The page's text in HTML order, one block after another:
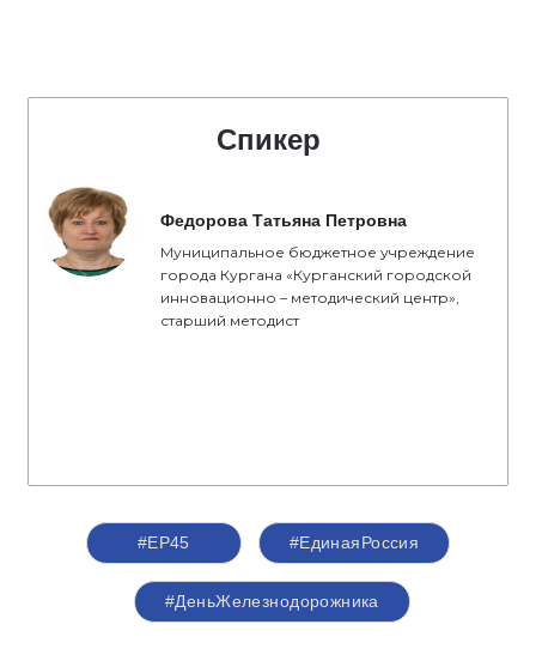
Спикер
Федорова Татьяна Петровна
Муниципальное бюджетное учреждение
города Кургана «Курганский городской
инновационно – методический центр»,
старший методист
#ЕР45 #ЕдинаяРоссия
#ДеньЖелезнодорожника